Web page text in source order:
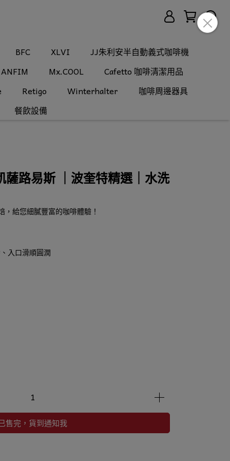
BFC XLVI
JJ朱利安半自動義式咖啡機
ANFIM
Mx.COOL
Cafetto 咖啡清潔用品
Retigo Winterhalter
咖啡周邊器具
餐飲設備
路易斯 ｜波奎特精選｜水洗
給您細膩豐富的咖啡體驗！
入口滑順圓潤
售完，貨到通知我